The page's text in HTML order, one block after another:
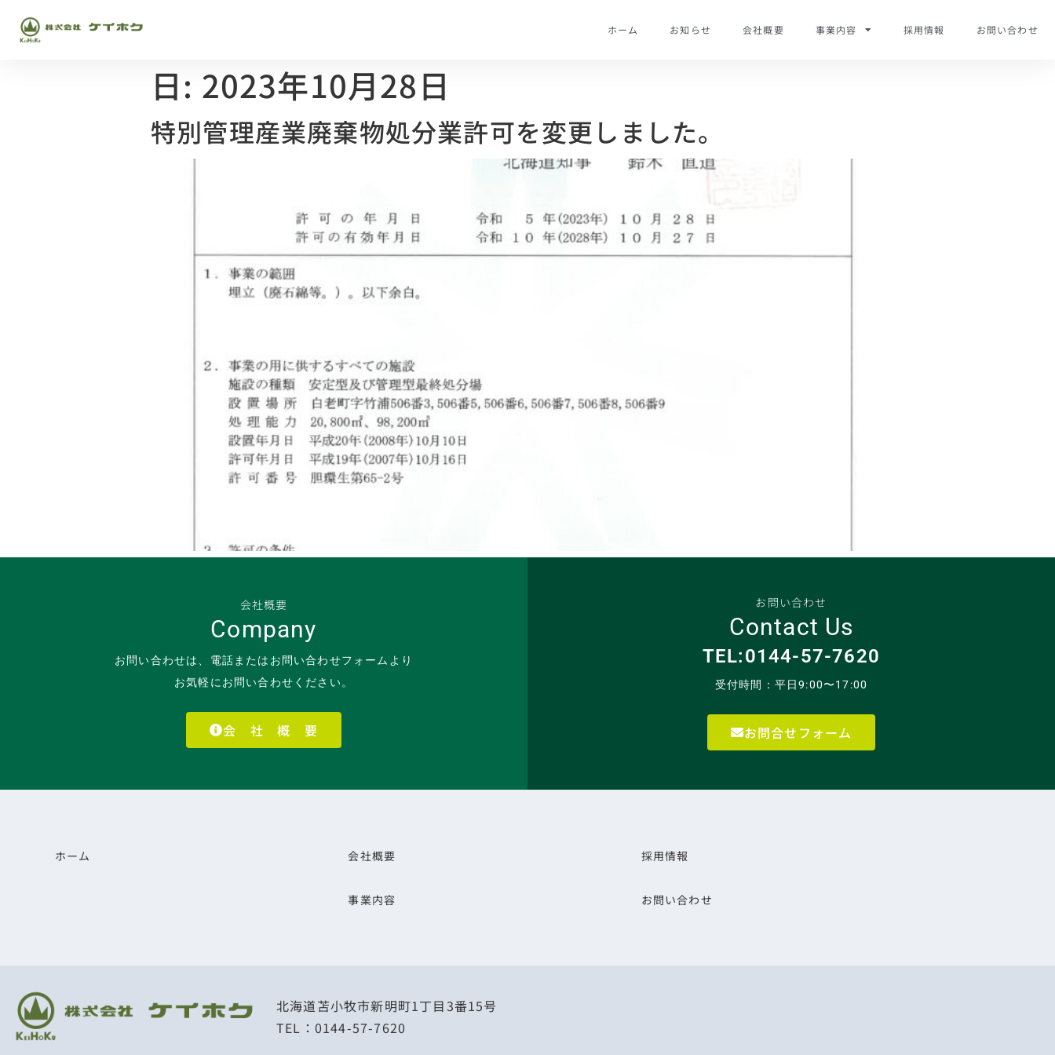
ホーム お知らせ 会社概要 事業内容 採用情報 お問い合わせ
日: 2023年10月28日
特別管理産業廃棄物処分業許可を変更しました。
会社概要
Company
お問い合わせは、電話またはお問い合わせフォームより
お気軽にお問い合わせください。
会 社 概 要
お問い合わせ
Contact Us
TEL:0144-57-7620
受付時間：平日9:00〜17:00
お問合せフォーム
ホーム 会社概要
事業内容
採用情報
お問い合わせ
北海道苫小牧市新明町1丁目3番15号
TEL：0144-57-7620